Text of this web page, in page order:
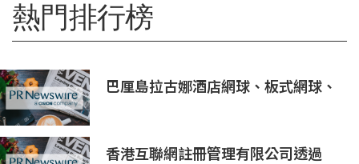
熱門排行榜
巴厘島拉古娜酒店網球、板式網球、
香港互聯網註冊管理有限公司透過